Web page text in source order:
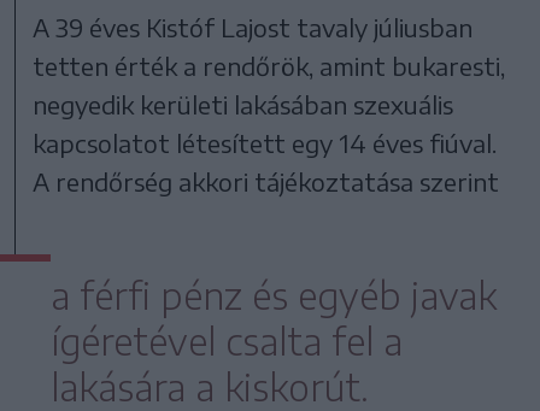
A 39 éves Kistóf Lajost tavaly júliusban
tetten érték a rendőrök, amint bukaresti,
negyedik kerületi lakásában szexuális
kapcsolatot létesített egy 14 éves fiúval.
A rendőrség akkori tájékoztatása szerint
a férfi pénz és egyéb javak
ígéretével csalta fel a
lakására a kiskorút.